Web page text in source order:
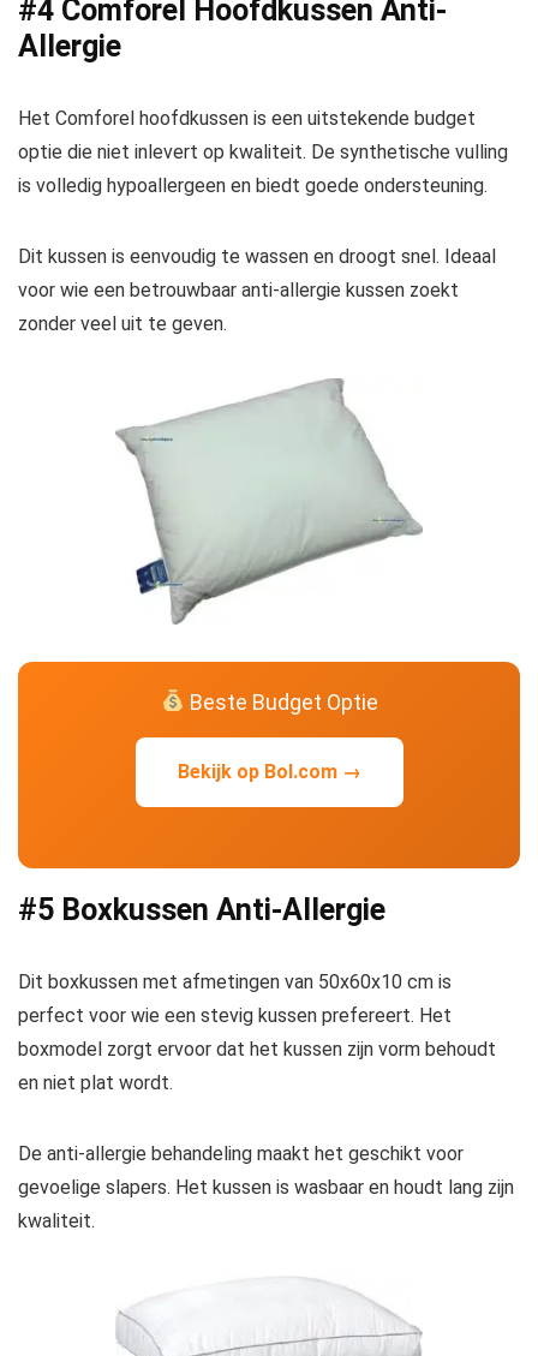
#4 Comforel Hoofdkussen Anti-
Allergie
Het Comforel hoofdkussen is een uitstekende budget
optie die niet inlevert op kwaliteit. De synthetische vulling
is volledig hypoallergeen en biedt goede ondersteuning.
Dit kussen is eenvoudig te wassen en droogt snel. Ideaal
voor wie een betrouwbaar anti-allergie kussen zoekt
zonder veel uit te geven.
Beste Budget Optie
Bekijk op Bol.com →
#5 Boxkussen Anti-Allergie
Dit boxkussen met afmetingen van 50x60x10 cm is
perfect voor wie een stevig kussen prefereert. Het
boxmodel zorgt ervoor dat het kussen zijn vorm behoudt
en niet plat wordt.
De anti-allergie behandeling maakt het geschikt voor
gevoelige slapers. Het kussen is wasbaar en houdt lang zijn
kwaliteit.